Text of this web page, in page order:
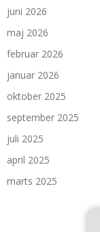
juni 2026
maj 2026
februar 2026
januar 2026
oktober 2025
september 2025
juli 2025
april 2025
marts 2025